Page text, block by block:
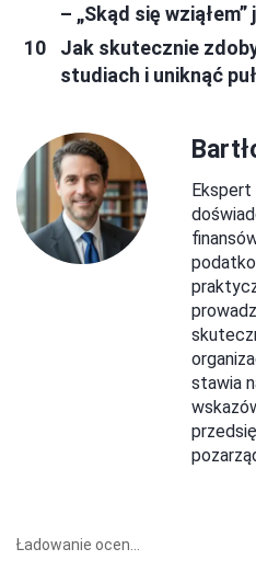
– „Skąd się
Jak skutecznie
studiach i uniknąć
stawia
Ładowanie ocen...